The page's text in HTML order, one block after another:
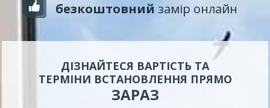
безкоштовний замір онлайн
ДІЗНАЙТЕСЯ ВАРТІСТЬ ТА
ТЕРМІНИ ВСТАНОВЛЕННЯ ПРЯМО
ЗАРАЗ